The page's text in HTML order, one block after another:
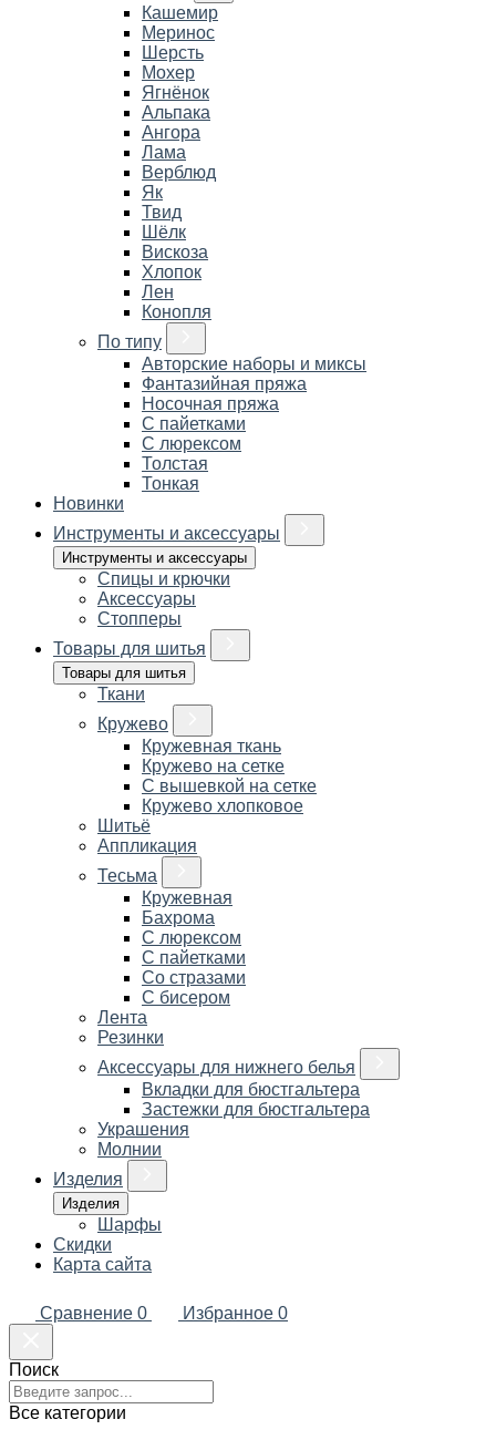
Кашемир
Меринос
Шерсть
Мохер
Ягнёнок
Альпака
Ангора
Лама
Верблюд
Як
Твид
Шёлк
Вискоза
Хлопок
Лен
Конопля
По типу
Авторские наборы и миксы
Фантазийная пряжа
Носочная пряжа
С пайетками
С люрексом
Толстая
Тонкая
Новинки
Инструменты и аксессуары
Инструменты и аксессуары
Спицы и крючки
Аксессуары
Стопперы
Товары для шитья
Товары для шитья
Ткани
Кружево
Кружевная ткань
Кружево на сетке
С вышевкой на сетке
Кружево хлопковое
Шитьё
Аппликация
Тесьма
Кружевная
Бахрома
С люрексом
С пайетками
Со стразами
С бисером
Лента
Резинки
Аксессуары для нижнего белья
Вкладки для бюстгальтера
Застежки для бюстгальтера
Украшения
Молнии
Изделия
Изделия
Шарфы
Скидки
Карта сайта
Сравнение 0 Избранное 0
Поиск
Все категории